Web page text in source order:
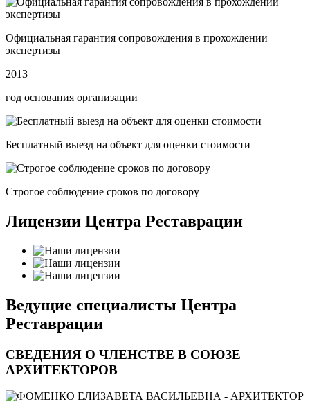
Официальная гарантия сопровождения в прохождении
экспертизы
2013
год основания организации
Бесплатный выезд на объект для оценки стоимости
Строгое соблюдение сроков по договору
Лицензии Центра Реставрации
Ведущие специалисты Центра
Реставрации
СВЕДЕНИЯ О ЧЛЕНСТВЕ В СОЮЗЕ
АРХИТЕКТОРОВ